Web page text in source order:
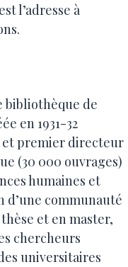
est l’adresse à
bibliothèque de
en 1931-32
et premier directeur
(30 000 ouvrages)
humaines et
d’une communauté
et en master,
chercheurs
universitaires